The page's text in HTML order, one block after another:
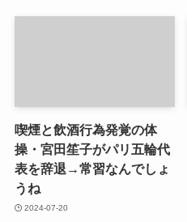
喫煙と飲酒行為発覚の体
操・宮田笙子がパリ五輪代
表を辞退→常習なんでしょ
うね
2024-07-20